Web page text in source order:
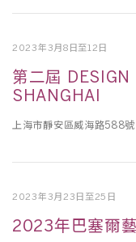
2023年3月8日至12日
第二屆
SHANGHAI
上海市靜安區威海路588號
2023年3月23日至25日
2023年巴塞爾